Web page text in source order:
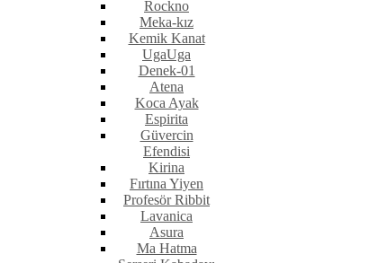
Rockno
Meka-kız
Kemik Kanat
UgaUga
Denek-01
Atena
Koca Ayak
Espirita
Güvercin
Efendisi
Kirina
Fırtına Yiyen
Profesör Ribbit
Lavanica
Asura
Ma Hatma